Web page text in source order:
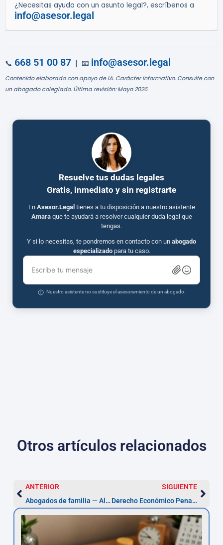
¿Necesitas ayuda con un asunto legal?, escríbenos a
info@asesor.legal
📞 668 51 00 87 | 📧 info@asesor.legal
Contenido elaborado con apoyo de IA. Carácter informativo. Consulte con
un abogado colegiado. Última revisión: Mayo 2026.
Resuelve tus dudas legales
Gratis, inmediato y sin registrarte
En Asesor.Legal tienes a tu disposición a nuestro asistente
Amaraque te ayudará a resolver cualquier duda legal que
tengas.
Y si lo necesitas, te pondremos en contacto con un abogado
especializadopara tu caso.
Escribe tu mensaje
Nuestro asistente no sustituye el asesoramiento de un abogado.
Otros artículos relacionados
ANTERIOR
Abogados de familia — Alcalá de Henares: cuánto te corresponde
SIGUIENTE
Derecho Económico Penal en Alcalá: plazos desde 5 días